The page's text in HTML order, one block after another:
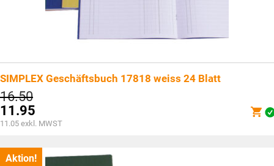
SIMPLEX Geschäftsbuch 17818 weiss 24 Blatt
16.50Ursprünglicher
Preis
war:
CHF16.50
11.95
Aktueller
ist:
CHF11.95.
11.05 exkl. MWST
Aktion!